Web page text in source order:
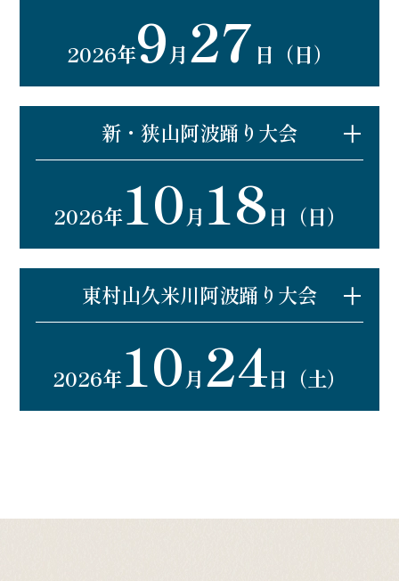
2026年9月27 日（日）
開催場所：中村橋駅前通り、中村橋駅前広場
開催時間：17：00～20：30
※前夜祭：9月26日（土）
詳細はこちら
新・狭山阿波踊り大会
2026年10月 18 日（日）
開催場所：新狭山駅北口(すかいロード)
開催時間：18：30～20：00
詳細はこちら
東村山久米川阿波踊り大会
2026年10月24日（土）
開催場所：久米川駅南口
開催時間：18：00～20：30
詳細はこちら